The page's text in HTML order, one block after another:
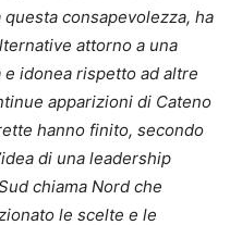
consapevolezza, ha
attorno a una
idonea rispetto ad altre
apparizioni di Cateno
hanno finito, secondo
di una leadership
chiama Nord che
le scelte e le